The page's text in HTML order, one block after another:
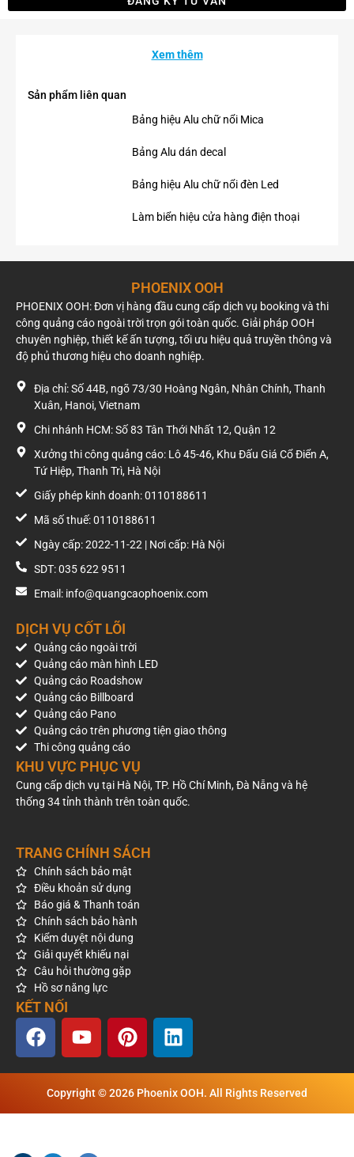
Xem thêm
Sản phẩm liên quan
Bảng hiệu Alu chữ nổi Mica
Bảng Alu dán decal
Bảng hiệu Alu chữ nổi đèn Led
Làm biển hiệu cửa hàng điện thoại
PHOENIX OOH
PHOENIX OOH: Đơn vị hàng đầu cung cấp dịch vụ booking và thi
công quảng cáo ngoài trời trọn gói toàn quốc. Giải pháp OOH
chuyên nghiệp, thiết kế ấn tượng, tối ưu hiệu quả truyền thông và
độ phủ thương hiệu cho doanh nghiệp.
Địa chỉ: Số 44B, ngõ 73/30 Hoàng Ngân, Nhân Chính, Thanh
Xuân, Hanoi, Vietnam
Chi nhánh HCM: Số 83 Tân Thới Nhất 12, Quận 12
Xưởng thi công quảng cáo: Lô 45-46, Khu Đấu Giá Cổ Điển A,
Tứ Hiệp, Thanh Trì, Hà Nội
Giấy phép kinh doanh: 0110188611
Mã số thuế: 0110188611
Ngày cấp: 2022-11-22 | Nơi cấp: Hà Nội
SDT: 035 622 9511
Email: info@quangcaophoenix.com
DỊCH VỤ CỐT LÕI
Quảng cáo ngoài trời
Quảng cáo màn hình LED
Quảng cáo Roadshow
Quảng cáo Billboard
Quảng cáo Pano
Quảng cáo trên phương tiện giao thông
Thi công quảng cáo
KHU VỰC PHỤC VỤ
Cung cấp dịch vụ tại Hà Nội, TP. Hồ Chí Minh, Đà Nẵng và hệ
thống 34 tỉnh thành trên toàn quốc.
TRANG CHÍNH SÁCH
Chính sách bảo mật
Điều khoản sử dụng
Báo giá & Thanh toán
Chính sách bảo hành
Kiểm duyệt nội dung
Giải quyết khiếu nại
Câu hỏi thường gặp
Hồ sơ năng lực
KẾT NỐI
Copyright © 2026 Phoenix OOH. All Rights Reserved